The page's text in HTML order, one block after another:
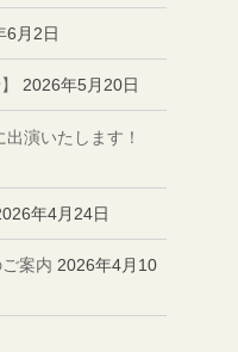
6月2日
2026年5月20日
演いたします！
年4月24日
案内 2026年4月10